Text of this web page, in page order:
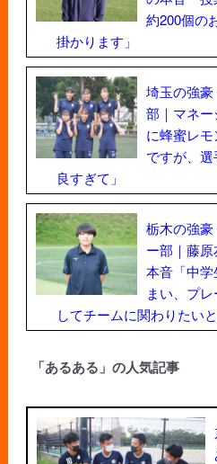
約200個の
掛かります」
埼玉の強
部｜マネ
に蜂蜜レ
ですが、
良すぎて」
栃木の強
ー部｜藤
本音「中
まい、プ
してチームに関わりたいと
「あるある」の人気記事